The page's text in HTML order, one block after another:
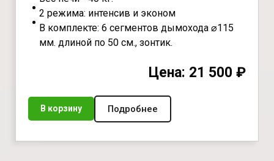
2 режима: интенсив и эконом
В комплекте: 6 сегментов дымохода ⌀115
мм. длиной по 50 см., зонтик.
Цена: 21 500 ₽
В корзину Подробнее